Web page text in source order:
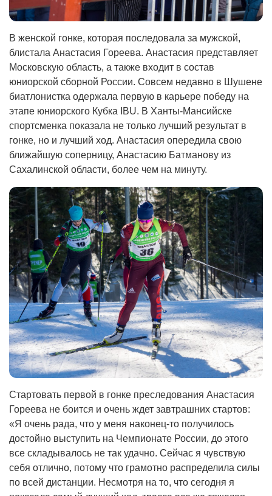
В женской гонке, которая последовала за мужской,
блистала Анастасия Гореева. Анастасия представляет
Московскую область, а также входит в состав
юниорской сборной России. Совсем недавно в Шушене
биатлонистка одержала первую в карьере победу на
этапе юниорского Кубка IBU. В Ханты-Мансийске
спортсменка показала не только лучший результат в
гонке, но и лучший ход. Анастасия опередила свою
ближайшую соперницу, Анастасию Батманову из
Сахалинской области, более чем на минуту.
Стартовать первой в гонке преследования Анастасия
Гореева не боится и очень ждет завтрашних стартов:
«Я очень рада, что у меня наконец-то получилось
достойно выступить на Чемпионате России, до этого
все складывалось не так удачно. Сейчас я чувствую
себя отлично, потому что грамотно распределила силы
по всей дистанции. Несмотря на то, что сегодня я